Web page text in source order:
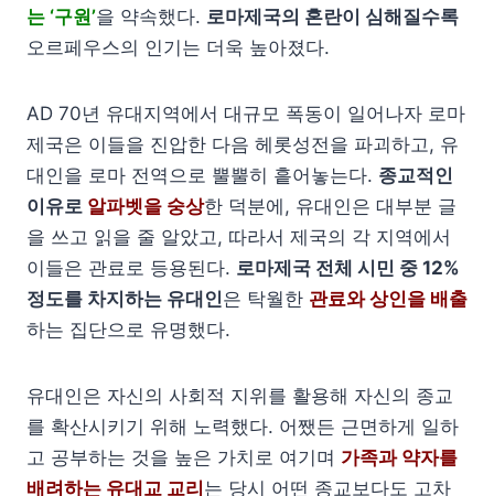
는 ‘구원’을 약속했다. 로마제국의 혼란이 심해질수록
오르페우스의 인기는 더욱 높아졌다.
AD 70년 유대지역에서 대규모 폭동이 일어나자 로마
제국은 이들을 진압한 다음 헤롯성전을 파괴하고, 유
대인을 로마 전역으로 뿔뿔히 흩어놓는다. 종교적인
이유로 알파벳을 숭상한 덕분에, 유대인은 대부분 글
을 쓰고 읽을 줄 알았고, 따라서 제국의 각 지역에서
이들은 관료로 등용된다. 로마제국 전체 시민 중 12%
정도를 차지하는 유대인은 탁월한 관료와 상인을 배출
하는 집단으로 유명했다.
유대인은 자신의 사회적 지위를 활용해 자신의 종교
를 확산시키기 위해 노력했다. 어쨌든 근면하게 일하
고 공부하는 것을 높은 가치로 여기며 가족과 약자를
배려하는 유대교 교리는 당시 어떤 종교보다도 고차